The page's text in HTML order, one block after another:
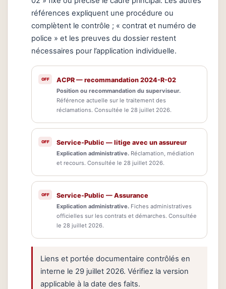
références expliquent une procédure ou
complètent le contrôle ; « contrat et numéro de
police » et les preuves du dossier restent
nécessaires pour l’application individuelle.
ACPR — recommandation 2024-R-02
Position ou recommandation du superviseur.
Référence actuelle sur le traitement des
réclamations. Consultée le 28 juillet 2026.
Service-Public — litige avec un assureur
Explication administrative. Réclamation, médiation
et recours. Consultée le 28 juillet 2026.
Service-Public — Assurance
Explication administrative. Fiches administratives
officielles sur les contrats et démarches. Consultée
le 28 juillet 2026.
Liens et portée documentaire contrôlés en
interne le 29 juillet 2026. Vérifiez la version
applicable à la date des faits.